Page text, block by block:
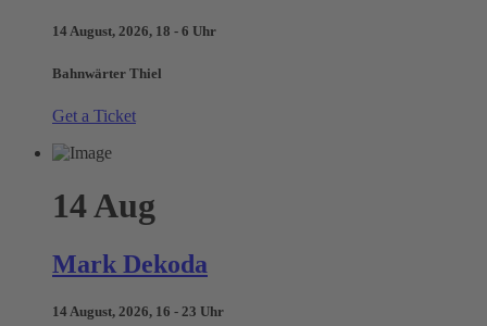
14 August, 2026, 18 - 6 Uhr
Bahnwärter Thiel
Get a Ticket
14Aug
Mark Dekoda
14 August, 2026, 16 - 23 Uhr